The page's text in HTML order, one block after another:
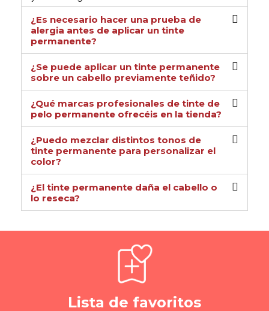
¿Es necesario hacer una prueba de
alergia antes de aplicar un tinte
permanente?
¿Se puede aplicar un tinte permanente
sobre un cabello previamente teñido?
¿Qué marcas profesionales de tinte de
pelo permanente ofrecéis en la tienda?
¿Puedo mezclar distintos tonos de
tinte permanente para personalizar el
color?
¿El tinte permanente daña el cabello o
lo reseca?
Lista de favoritos